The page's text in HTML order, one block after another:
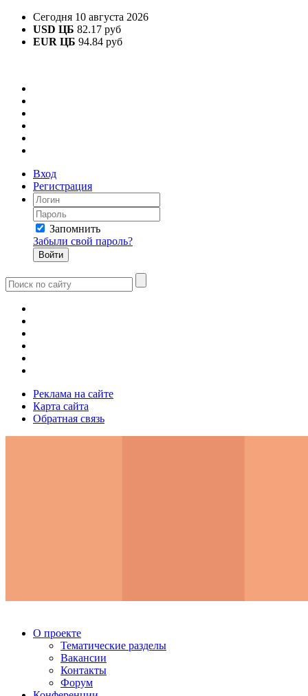
Сегодня 10 августа 2026
USD ЦБ 82.17 руб
EUR ЦБ 94.84 руб
Вход
Регистрация
Запомнить
Забыли свой пароль?
Реклама на сайте
Карта сайта
Обратная связь
О проекте
Тематические разделы
Вакансии
Контакты
Форум